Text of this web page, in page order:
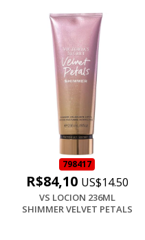
798417
R$84,10 US$14.50
VS LOCION 236ML
SHIMMER VELVET PETALS